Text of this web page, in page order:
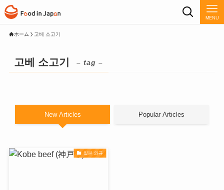
MENU
ホーム 고베 소고기
고베 소고기 – tag –
New Articles Popular Articles
일본 와규